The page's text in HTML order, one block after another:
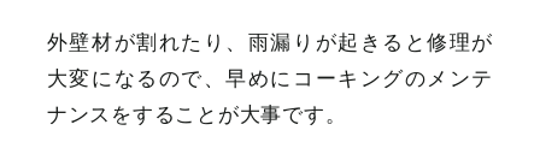
外壁材が割れたり、雨漏りが起きると修理が
大変になるので、早めにコーキングのメンテ
ナンスをすることが大事です。